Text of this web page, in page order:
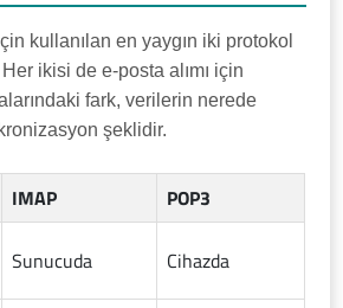
kullanılan en yaygın iki protokol
Her ikisi de e-posta alımı için
fark, verilerin nerede
şeklidir.
IMAP
POP3
Sunucuda Cihazda